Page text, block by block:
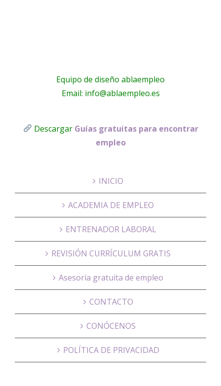
Equipo de diseño ablaempleo
Email: info@ablaempleo.es
Descargar Guías gratuitas para encontrar
empleo
INICIO
ACADEMIA DE EMPLEO
ENTRENADOR LABORAL
REVISIÓN CURRÍCULUM GRATIS
Asesoría gratuita de empleo
CONTACTO
CONÓCENOS
POLÍTICA DE PRIVACIDAD